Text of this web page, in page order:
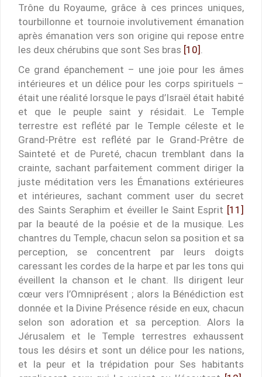
Trône du Royaume, grâce à ces princes uniques,
tourbillonne et tournoie involutivement émanation
après émanation vers son origine qui repose entre
les deux chérubins que sont Ses bras [10]
Ce grand épanchement – une joie pour les âmes
intérieures et un délice pour les corps spirituels –
était une réalité lorsque le pays d’Israël était habité
et que le peuple saint y résidait. Le Temple
terrestre est reflété par le Temple céleste et le
Grand-Prêtre est reflété par le Grand-Prêtre de
Sainteté et de Pureté, chacun tremblant dans la
crainte, sachant parfaitement comment diriger la
juste méditation vers les Émanations extérieures
et intérieures, sachant comment user du secret
des Saints Seraphim et éveiller le Saint Esprit [11]
par la beauté de la poésie et de la musique. Les
chantres du Temple, chacun selon sa position et sa
perception, se concentrent par leurs doigts
caressant les cordes de la harpe et par les tons qui
éveillent la chanson et le chant. Ils dirigent leur
cœur vers l’Omniprésent ; alors la Bénédiction est
donnée et la Divine Présence réside en eux, chacun
selon son adoration et sa perception. Alors la
Jérusalem et le Temple terrestres exhaussent
tous les désirs et sont un délice pour les nations,
et la peur et la trépidation pour Ses habitants